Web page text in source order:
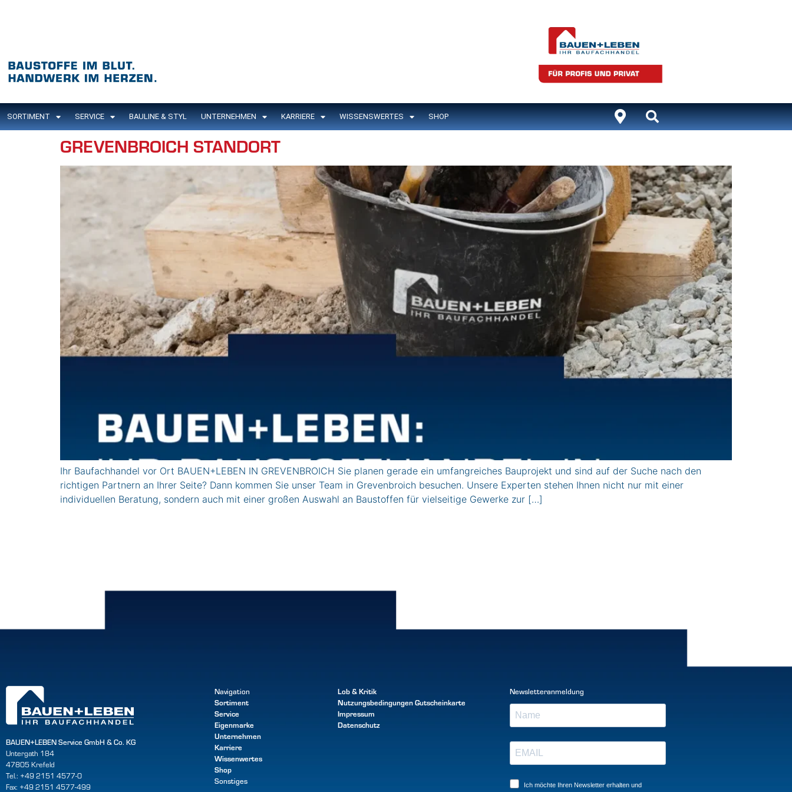
SORTIMENT SERVICE BAULINE & STYL UNTERNEHMEN KARRIERE WISSENSWERTES SHOP
GREVENBROICH STANDORT
Ihr Baufachhandel vor Ort BAUEN+LEBEN IN GREVENBROICH Sie planen gerade ein umfangreiches Bauprojekt und sind auf der Suche nach den
richtigen Partnern an Ihrer Seite? Dann kommen Sie unser Team in Grevenbroich besuchen. Unsere Experten stehen Ihnen nicht nur mit einer
individuellen Beratung, sondern auch mit einer großen Auswahl an Baustoffen für vielseitige Gewerke zur […]
BAUEN+LEBEN Service GmbH & Co. KG
Untergath 184
47805 Krefeld
Tel.: +49 2151 4577-0
Fax: +49 2151 4577-499
Navigation
Sortiment
Service
Eigenmarke
Unternehmen
Karriere
Wissenwertes
Shop
Sonstiges
Lob & Kritik
NutzungsbedingungenGutscheinkarte
Impressum
Datenschutz
Newsletteranmeldung
Ich möchte Ihren Newsletter erhalten und